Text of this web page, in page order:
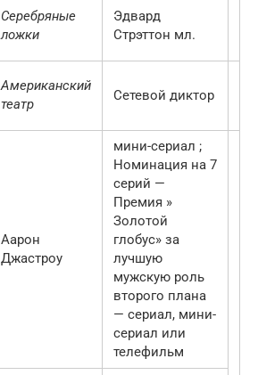
Серебряные
ложки
Эдвард
Стрэттон мл.
Американский
театр
Сетевой диктор
Аарон
Джастроу
мини-сериал ;
Номинация на 7
серий —
Премия »
Золотой
глобус» за
лучшую
мужскую роль
второго плана
— сериал, мини-
сериал или
телефильм